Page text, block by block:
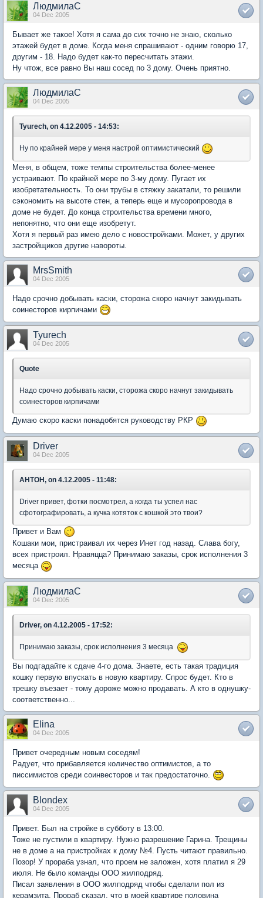
ЛюдмилаС
04 Dec 2005
Бывает же такое! Хотя я сама до сих точно не знаю, сколько
этажей будет в доме. Когда меня спрашивают - одним говорю 17,
другим - 18. Надо будет как-то пересчитать этажи.
Ну чтож, все равно Вы наш сосед по 3 дому. Очень приятно.
ЛюдмилаС
04 Dec 2005
Tyurech, on 4.12.2005 - 14:53:
Ну по крайней мере у меня настрой оптимистический
Меня, в общем, тоже темпы строительства более-менее
устраивают. По крайней мере по 3-му дому. Пугает их
изобретательность. То они трубы в стяжку закатали, то решили
сэкономить на высоте стен, а теперь еще и мусоропровода в
доме не будет. До конца строительства времени много,
непонятно, что они еще изобретут.
Хотя я первый раз имею дело с новостройками. Может, у других
застройщиков другие навороты.
MrsSmith
04 Dec 2005
Надо срочно добывать каски, сторожа скоро начнут закидывать
соинесторов кирпичами
Tyurech
04 Dec 2005
Quote
Надо срочно добывать каски, сторожа скоро начнут закидывать
соинесторов кирпичами
Думаю скоро каски понадобятся руководству РКР
Driver
04 Dec 2005
AHTOH, on 4.12.2005 - 11:48:
Driver привет, фотки посмотрел, а когда ты успел нас
сфотографировать, а кучка котяток с кошкой это твои?
Привет и Вам
Кошаки мои, пристраивал их через Инет год назад. Слава богу,
всех пристроил. Нравяцца? Принимаю заказы, срок исполнения 3
месяца
ЛюдмилаС
04 Dec 2005
Driver, on 4.12.2005 - 17:52:
Принимаю заказы, срок исполнения 3 месяца
Вы подгадайте к сдаче 4-го дома. Знаете, есть такая традиция
кошку первую впускать в новую квартиру. Спрос будет. Кто в
трешку въезает - тому дороже можно продавать. А кто в однушку-
соответственно...
Elina
04 Dec 2005
Привет очередным новым соседям!
Радует, что прибавляется количество оптимистов, а то
писсимистов среди соинвесторов и так предостаточно.
Blondex
04 Dec 2005
Привет. Был на стройке в субботу в 13:00.
Тоже не пустили в квартиру. Нужно разрешение Гарина. Трещины
не в доме а на пристройках к дому №4. Пусть читают правильно.
Позор! У прораба узнал, что проем не заложен, хотя платил я 29
июля. Не было команды ООО жилподряд.
Писал заявления в ООО жилподряд чтобы сделали пол из
керамзита. Прораб сказал, что в моей квартире половина